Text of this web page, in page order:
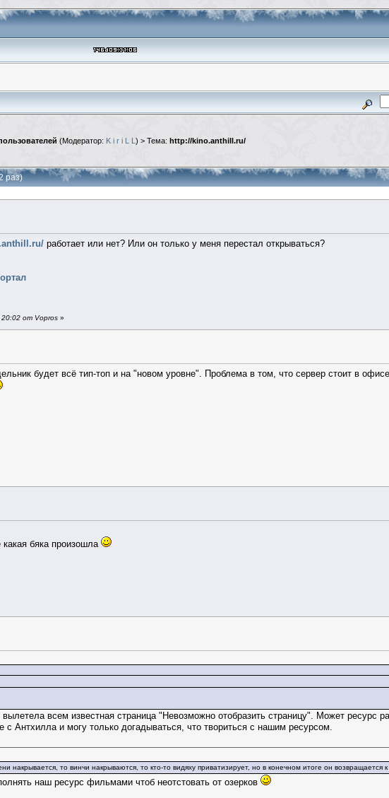
(Модератор: K i r i L L ) > Тема: http://kino.anthill.ru/
раз)
работает или нет? Или он только у меня перестал открываться?
от Vopros »
будет всё тип-топ и на "новом уровне". Проблема в том, что сервер стоит в
бяка произошла
вылетела всем известная страница "Невозможно отобразить страницу". Может ресурс
Антхилла и могу только догадываться, что твориться с нашим ресурсом.
накрывается, то винчи накрываются, то кто-то видяху приватизирует, но в конечном итоге он возвращается
наш ресурс фильмами чтоб неотстовать от озерков